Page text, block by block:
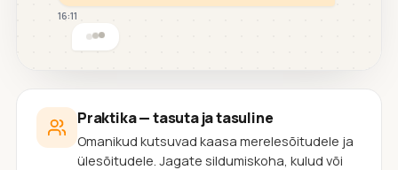
16:11
Praktika — tasuta ja tasuline
Omanikud kutsuvad kaasa merelesõitudele ja
ülesõitudele. Jagate sildumiskoha, kulud või